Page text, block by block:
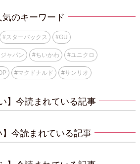
気のキーワード
#スターバックス #GU
ャパン #ちいかわ #ユニクロ
#マクドナルド #サンリオ
】今読まれている記事
】今読まれている記事